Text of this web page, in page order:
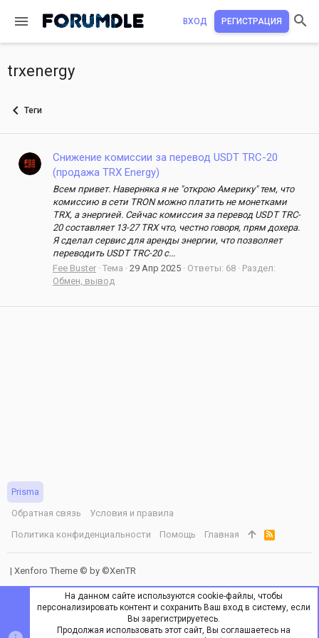
ВХОД РЕГИСТРАЦИЯ
trxenergy
Теги
Снижение комиссии за перевод USDT TRC-20
(продажа TRX Energy)
Всем привет. Наверняка я не "открою Америку" тем, что
комиссию в сети TRON можно платить не монетками
TRX, а энергией. Сейчас комиссия за перевод USDT TRC-
20 составляет 13-27 TRX что, честно говоря, прям дохера.
Я сделал сервис для аренды энергии, что позволяет
переводить USDT TRC-20 с...
Fee Buster Тема 29 Апр 2025 Ответы: 68
Раздел:
Обмен, вывод
Prisma
Обратная связь
Условия и правила
Политика конфиденциальности
Помощь Главная
R
S
S
| Xenforo Theme © by ©XenTR
На данном сайте используются cookie-файлы, чтобы
персонализировать контент и сохранить Ваш вход в систему, если
Вы зарегистрируетесь.
Продолжая использовать этот сайт, Вы соглашаетесь на